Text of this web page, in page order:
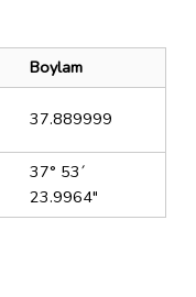
Boylam
37.889999
37° 53´
23.9964"